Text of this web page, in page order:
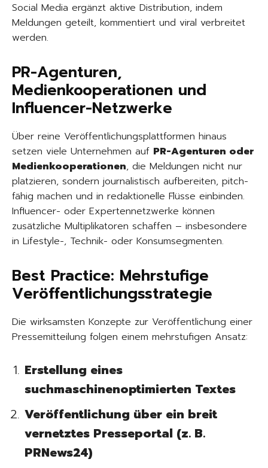
Social Media ergänzt aktive Distribution, indem
Meldungen geteilt, kommentiert und viral verbreitet
werden.
PR-Agenturen,
Medienkooperationen und
Influencer-Netzwerke
Über reine Veröffentlichungsplattformen hinaus
setzen viele Unternehmen auf PR-Agenturen oder
Medienkooperationen, die Meldungen nicht nur
platzieren, sondern journalistisch aufbereiten, pitch-
fähig machen und in redaktionelle Flüsse einbinden.
Influencer- oder Expertennetzwerke können
zusätzliche Multiplikatoren schaffen – insbesondere
in Lifestyle-, Technik- oder Konsumsegmenten.
Best Practice: Mehrstufige
Veröffentlichungsstrategie
Die wirksamsten Konzepte zur Veröffentlichung einer
Pressemitteilung folgen einem mehrstufigen Ansatz:
Erstellung eines
suchmaschinenoptimierten Textes
Veröffentlichung über ein breit
vernetztes Presseportal (z. B.
PRNews24)